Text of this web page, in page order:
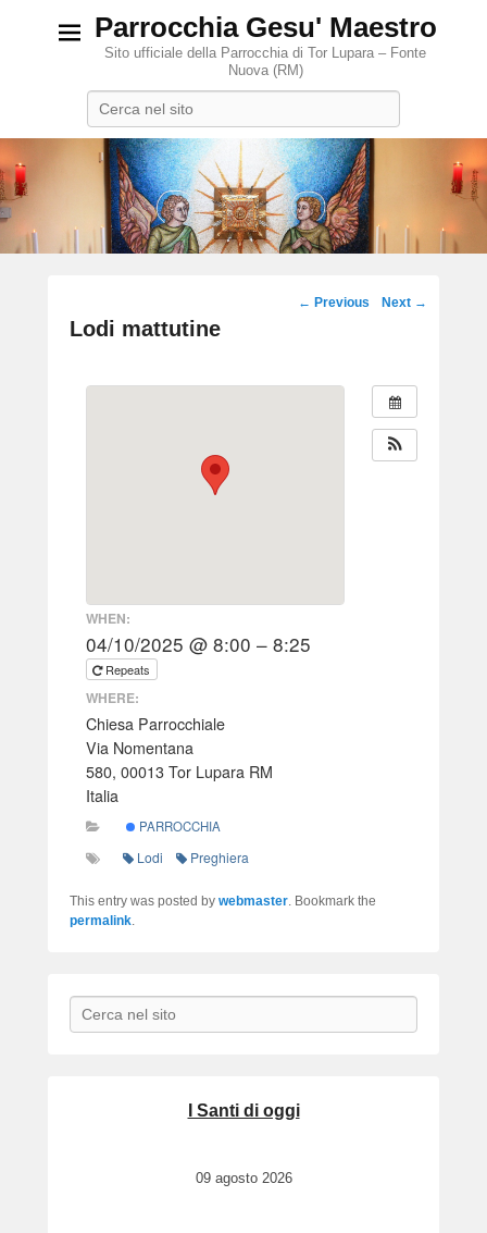
Parrocchia Gesu' Maestro
Sito ufficiale della Parrocchia di Tor Lupara – Fonte
Nuova (RM)
Post
← Previous Next →
Lodi mattutine
WHEN:
04/10/2025 @ 8:00 – 8:25
Repeats
WHERE:
Chiesa Parrocchiale
Via Nomentana
580, 00013 Tor Lupara RM
Italia
PARROCCHIA
Lodi Preghiera
This entry was posted by webmaster. Bookmark the
permalink.
Search
I Santi di oggi
09 agosto 2026